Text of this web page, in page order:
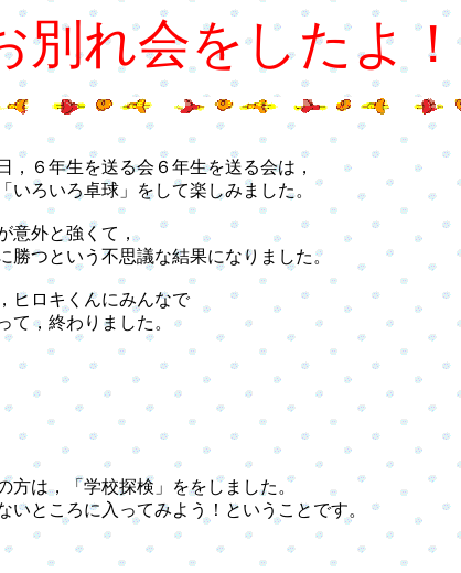
別れ会をしたよ！
，６年生を送る会６年生を送る会は，
ろいろ卓球」をして楽しみました。
意外と強くて，
つという不思議な結果になりました。
ヒロキくんにみんなで
，終わりました。
は，「学校探検」ををしました。
ところに入ってみよう！ということです。